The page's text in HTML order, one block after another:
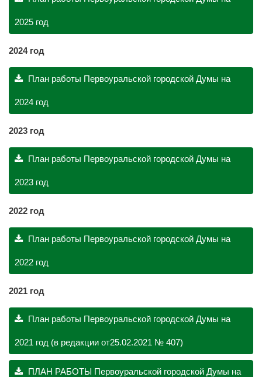
2025 год
2024 год
План работы Первоуральской городской Думы на
2024 год
2023 год
План работы Первоуральской городской Думы на
2023 год
2022 год
План работы Первоуральской городской Думы на
2022 год
2021 год
План работы Первоуральской городской Думы на
2021 год (в редакции от25.02.2021 № 407)
ПЛАН РАБОТЫ Первоуральской городской Думы на